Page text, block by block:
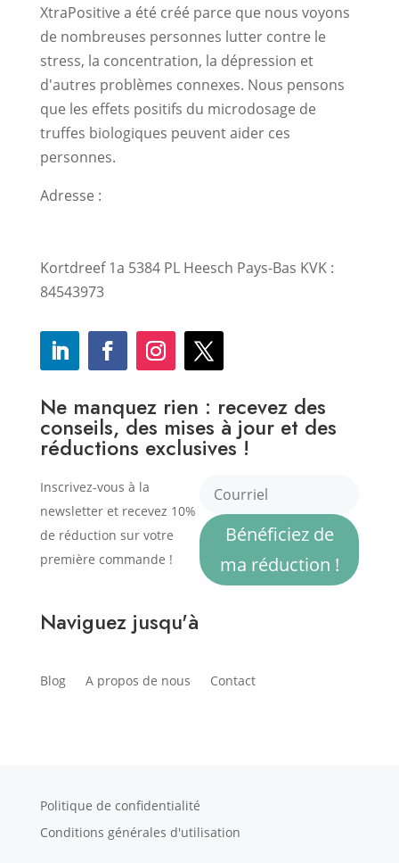
XtraPositive a été créé parce que nous voyons
de nombreuses personnes lutter contre le
stress, la concentration, la dépression et
d'autres problèmes connexes. Nous pensons
que les effets positifs du microdosage de
truffes biologiques peuvent aider ces
personnes.
Adresse :
Kortdreef 1a 5384 PL Heesch Pays-Bas KVK :
84543973
Ne manquez rien : recevez des
conseils, des mises à jour et des
réductions exclusives !
Inscrivez-vous à la
newsletter et recevez 10%
de réduction sur votre
première commande !
Bénéficiez de
ma réduction !
Naviguez jusqu'à
Blog A propos de nous Contact
Politique de confidentialité
Conditions générales d'utilisation